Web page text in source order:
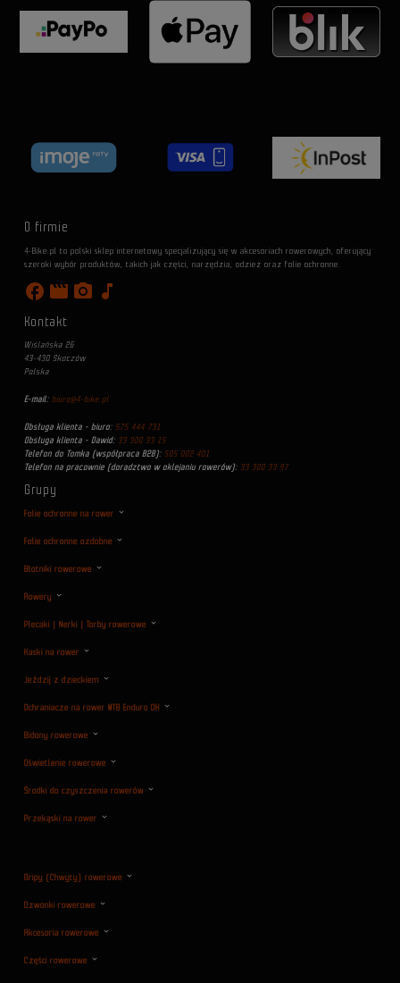
O firmie
4-Bike.pl to polski sklep internetowy specjalizujący się w akcesoriach rowerowych, oferujący
szeroki wybór produktów, takich jak części, narzędzia, odzież oraz folie ochronne.
facebook movie photo_camera music_note
Kontakt
Wiślańska 26
43-430 Skoczów
Polska
E-mail: biuro@4-bike.pl
Obsługa klienta - biuro: 575 444 731
Obsługa klienta - Dawid: 33 300 33 15
Telefon do Tomka (współpraca B2B): 505 002 401
Telefon na pracownie (doradztwo w oklejaniu rowerów): 33 300 33 97
Grupy
Folie ochronne na rower
Folie ochronne ozdobne
Błotniki rowerowe
Rowery
Plecaki | Nerki | Torby rowerowe
Kaski na rower
Jeździj z dzieckiem
Ochraniacze na rower MTB Enduro DH
Bidony rowerowe
Oświetlenie rowerowe
Środki do czyszczenia rowerów
Przekąski na rower
Gripy (Chwyty) rowerowe
Dzwonki rowerowe
Akcesoria rowerowe
Części rowerowe